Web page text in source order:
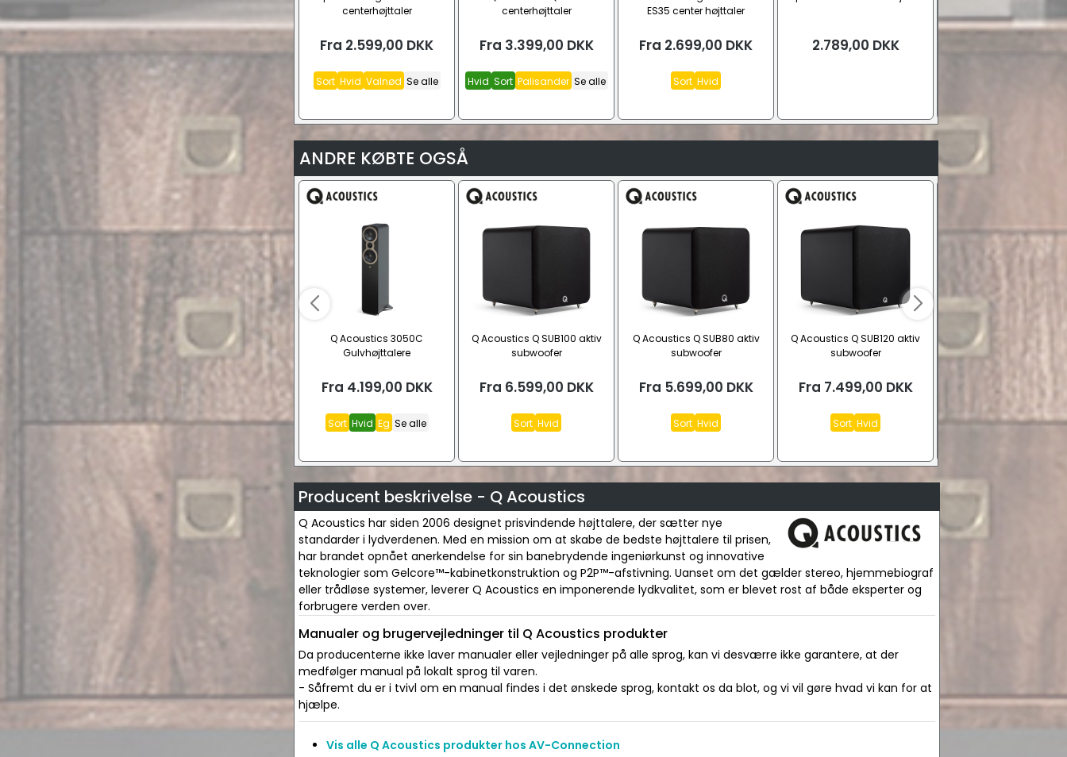
centerhøjttaler
Fra 2.599,00 DKK
Sort Hvid Valnød Se alle
centerhøjttaler
Fra 3.399,00 DKK
Hvid Sort Palisander Se alle
ES35 center højttaler
Fra 2.699,00 DKK
Sort Hvid
2.789,00 DKK
ANDRE KØBTE OGSÅ
Q Acoustics 3050C
Gulvhøjttalere
Fra 4.199,00 DKK
Sort Hvid Eg Se alle
Q Acoustics Q SUB100 aktiv
subwoofer
Fra 6.599,00 DKK
Sort Hvid
Q Acoustics Q SUB80 aktiv
subwoofer
Fra 5.699,00 DKK
Sort Hvid
Q Acoustics Q SUB120 aktiv
subwoofer
Fra 7.499,00 DKK
Sort Hvid
Klipsch Flexus Core
soundbar med SURR
17.999,00 DKK
Producent beskrivelse - Q Acoustics
Q Acoustics har siden 2006 designet prisvindende højttalere, der sætter nye
standarder i lydverdenen. Med en mission om at skabe de bedste højttalere til prisen,
har brandet opnået anerkendelse for sin banebrydende ingeniørkunst og innovative
teknologier som Gelcore™-kabinetkonstruktion og P2P™-afstivning. Uanset om det gælder stereo, hjemmebiograf
eller trådløse systemer, leverer Q Acoustics en imponerende lydkvalitet, som er blevet rost af både eksperter og
forbrugere verden over.
Manualer og brugervejledninger til Q Acoustics produkter
Da producenterne ikke laver manualer eller vejledninger på alle sprog, kan vi desværre ikke garantere, at der
medfølger manual på lokalt sprog til varen.
- Såfremt du er i tvivl om en manual findes i det ønskede sprog, kontakt os da blot, og vi vil gøre hvad vi kan for at
hjælpe.
Vis alle Q Acoustics produkter hos AV-Connection